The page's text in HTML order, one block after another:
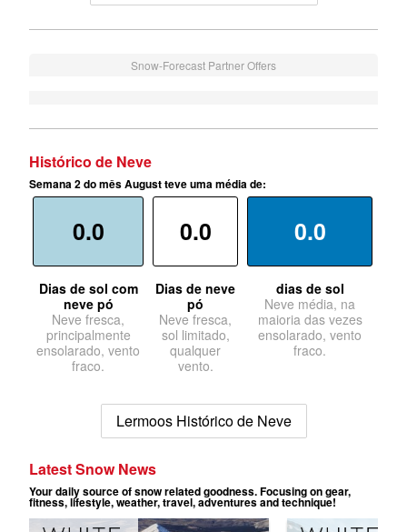
Snow-Forecast Partner Offers
Histórico de Neve
Semana 2 do mês August teve uma média de:
0.0
Dias de sol com
neve pó
Neve fresca,
principalmente
ensolarado, vento
fraco.
0.0
Dias de neve
pó
Neve fresca,
sol limitado,
qualquer
vento.
0.0
dias de sol
Neve média, na
maioria das vezes
ensolarado, vento
fraco.
Lermoos Histórico de Neve